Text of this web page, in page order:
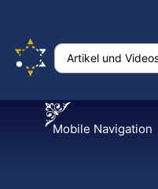
Mobile Navigation